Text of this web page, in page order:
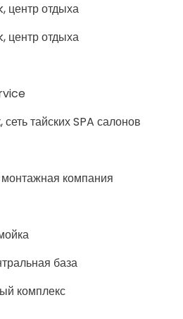
отдыха
отдыха
тайских SPA салонов
компания
база
комплекс